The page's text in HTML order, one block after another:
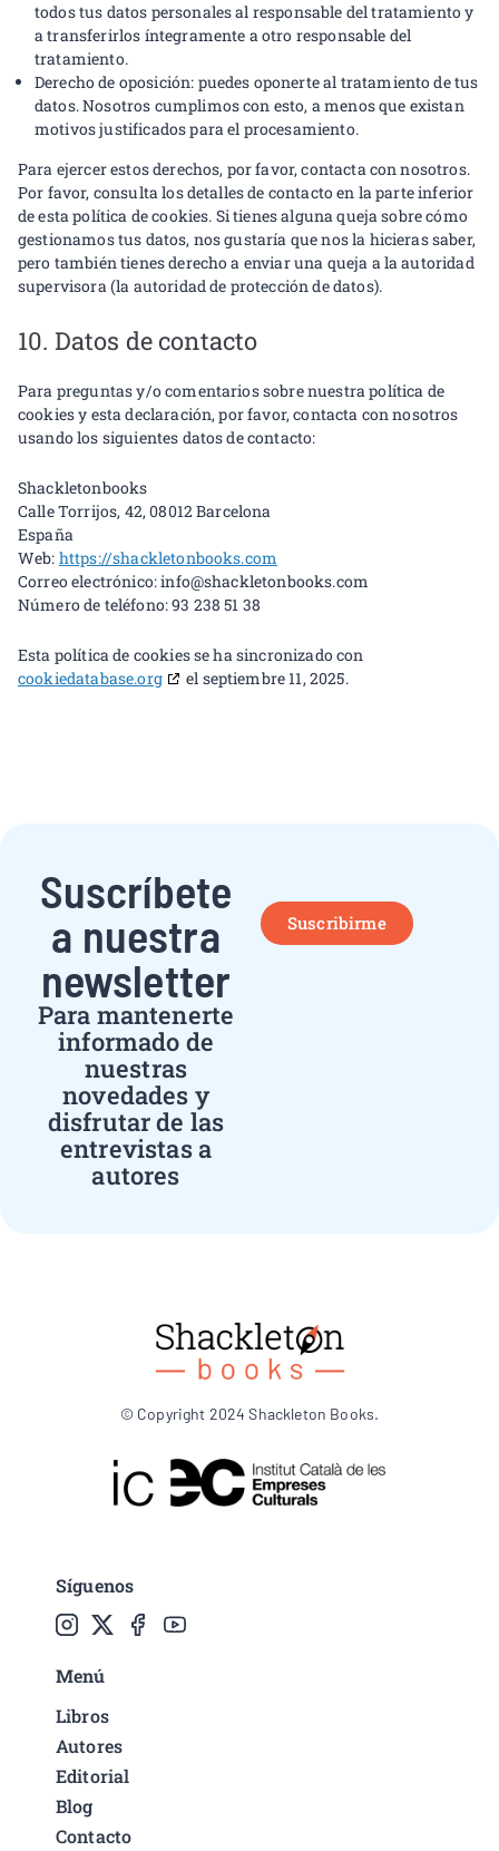
todos tus datos personales al responsable del tratamiento y
a transferirlos íntegramente a otro responsable del
tratamiento.
Derecho de oposición: puedes oponerte al tratamiento de tus
datos. Nosotros cumplimos con esto, a menos que existan
motivos justificados para el procesamiento.
Para ejercer estos derechos, por favor, contacta con nosotros.
Por favor, consulta los detalles de contacto en la parte inferior
de esta política de cookies. Si tienes alguna queja sobre cómo
gestionamos tus datos, nos gustaría que nos la hicieras saber,
pero también tienes derecho a enviar una queja a la autoridad
supervisora (la autoridad de protección de datos).
10. Datos de contacto
Para preguntas y/o comentarios sobre nuestra política de
cookies y esta declaración, por favor, contacta con nosotros
usando los siguientes datos de contacto:
Shackletonbooks
Calle Torrijos, 42, 08012 Barcelona
España
Web: https://shackletonbooks.com
Correo electrónico:info@shackletonbooks.com
Número de teléfono: 93 238 51 38
Esta política de cookies se ha sincronizado con
cookiedatabase.org
el septiembre 11, 2025.
Suscríbete
a nuestra
newsletter
Para mantenerte
informado de
nuestras
novedades y
disfrutar de las
entrevistas a
autores
Suscribirme
© Copyright 2024 Shackleton Books.
Síguenos
Menú
Libros
Autores
Editorial
Blog
Contacto